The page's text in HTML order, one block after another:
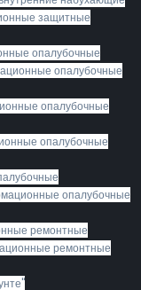
защитные
опалубочные
опалубочные
опалубочные
опалубочные
опалубочные
ремонтные
ремонтные